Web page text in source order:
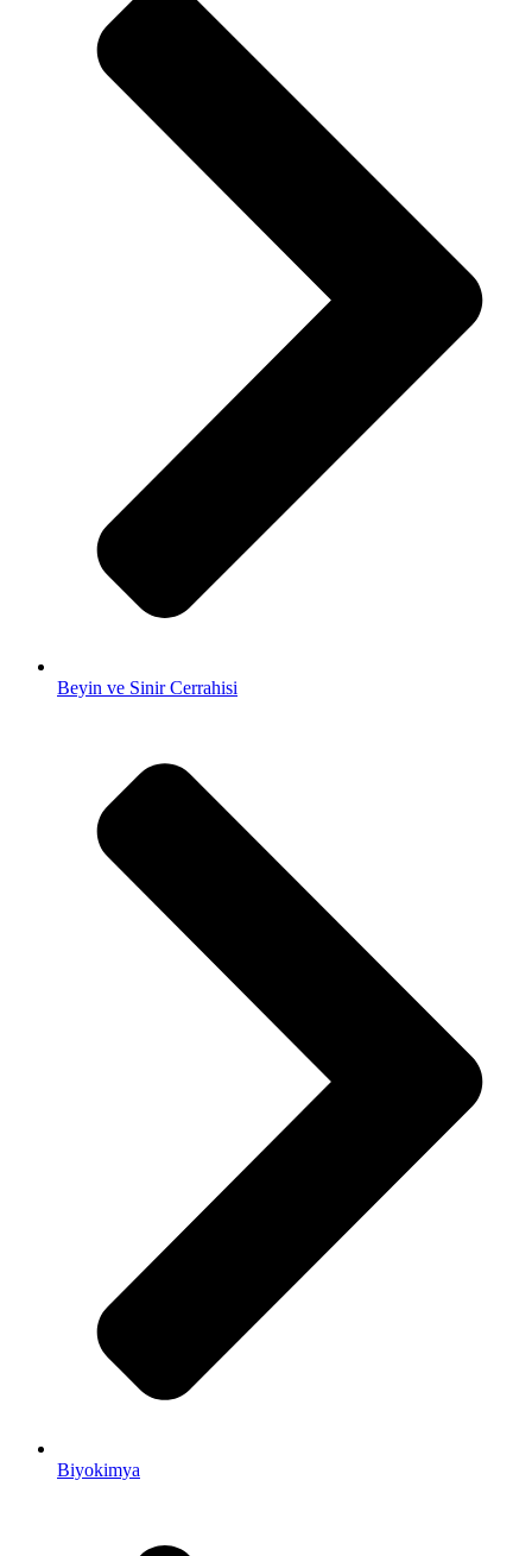
Beyin ve Sinir Cerrahisi
Biyokimya